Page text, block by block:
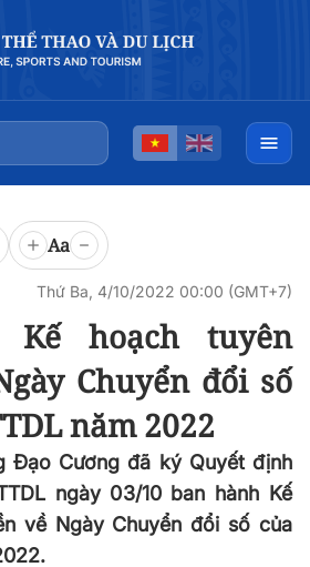
Aa
Thứ Ba, 4/10/2022 00:00 (GMT+7)
Kế hoạch tuyên
Chuyển đổi số
năm 2022
Đạo Cương đã ký Quyết định
ngày 03/10 ban hành Kế
về Ngày Chuyển đổi số của